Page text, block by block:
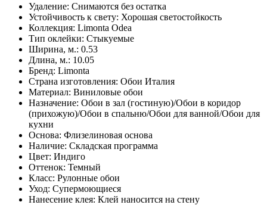
Удаление: Снимаются без остатка
Устойчивость к свету: Хорошая светостойкость
Коллекция: Limonta Odea
Тип оклейки: Стыкуемые
Ширина, м.: 0.53
Длина, м.: 10.05
Бренд: Limonta
Страна изготовления: Обои Италия
Материал: Виниловые обои
Назначение: Обои в зал (гостиную)/Обои в коридор
(прихожую)/Обои в спальню/Обои для ванной/Обои для
кухни
Основа: Флизелиновая основа
Наличие: Складская программа
Цвет: Индиго
Оттенок: Темный
Класс: Рулонные обои
Уход: Супермоющиеся
Нанесение клея: Клей наносится на стену